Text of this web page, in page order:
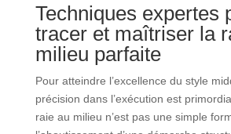
Techniques expertes
tracer et maîtriser la
milieu parfaite
Pour atteindre l’excellence du style
précision dans l’exécution est
raie au milieu n’est pas une simple